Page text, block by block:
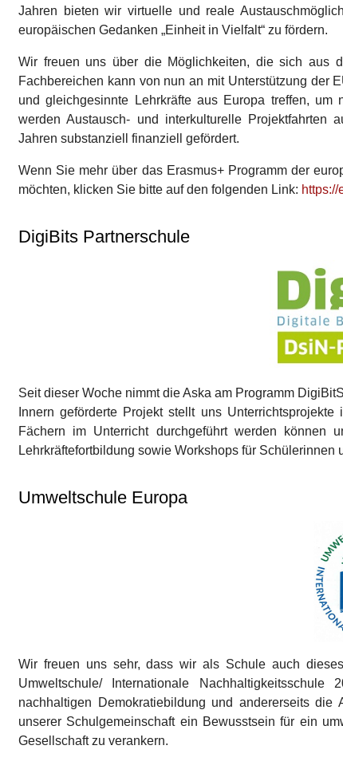
Jahren bieten wir virtuelle und reale
europäischen Gedanken „Einheit in Vielfalt“ zu fördern.
Wir freuen uns über die Möglichkeiten, die sich aus
Fachbereichen kann von nun an mit Unterstützung der
und gleichgesinnte Lehrkräfte aus Europa treffen,
werden Austausch- und interkulturelle Projektfahrten
Jahren substanziell finanziell gefördert.
Wenn Sie mehr über das Erasmus+ Programm der
möchten, klicken Sie bitte auf den folgenden Link:
DigiBits Partnerschule
Seit dieser Woche nimmt die Aska am Programm
Innern geförderte Projekt stellt uns
Fächern im Unterricht durchgeführt werden
Lehrkräftefortbildung sowie Workshops für Schülerinnen
Umweltschule Europa
Wir freuen uns sehr, dass wir als Schule auch
Umweltschule/ Internationale
nachhaltigen Demokratiebildung und andererseits
unserer Schulgemeinschaft ein Bewusstsein für ein
Gesellschaft zu verankern.